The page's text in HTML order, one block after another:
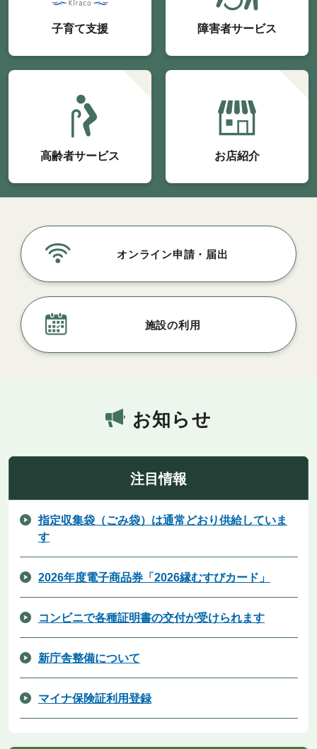
子育て支援 障害者サービス
高齢者サービス お店紹介
オンライン申請・届出
施設の利用
お知らせ
注目情報
指定収集袋（ごみ袋）は通常どおり供給していま
す
2026年度電子商品券「2026縁むすびカード」
コンビニで各種証明書の交付が受けられます
新庁舎整備について
マイナ保険証利用登録